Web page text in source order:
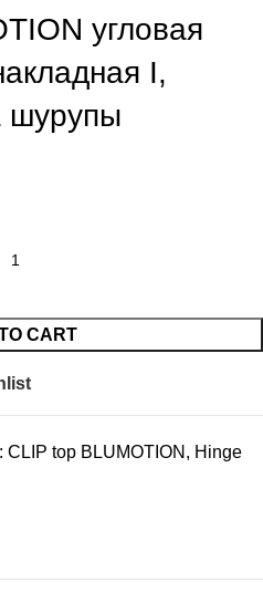
угловая
I,
шурупы
CART
CLIP top BLUMOTION , Hinge